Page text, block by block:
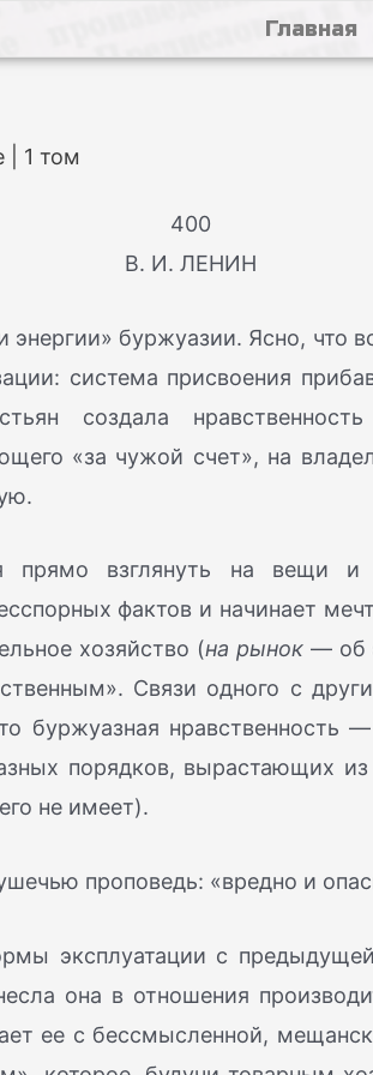
Главная
| 1 том
400
В. И. ЛЕНИН
буржуазии. Ясно, что
система присвоения
создала нравственность
«за чужой счет», на
прямо взглянуть на вещи и
фактов и начинает
хозяйство (на рынок— об
Связи одного с
буржуазная нравственность
порядков, вырастающих из
не имеет).
проповедь: «вредно и
эксплуатации с
она в отношения
ее с бессмысленной,